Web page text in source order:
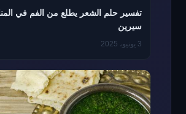
تفسير حلم الشعر يطلع من الفم في
سيرين
3 يونيو، 2025